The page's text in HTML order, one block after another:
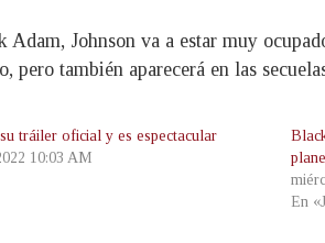
Adam, Johnson va a estar muy
pero también aparecerá en las
tráiler oficial y es espectacular
10:03 AM
En